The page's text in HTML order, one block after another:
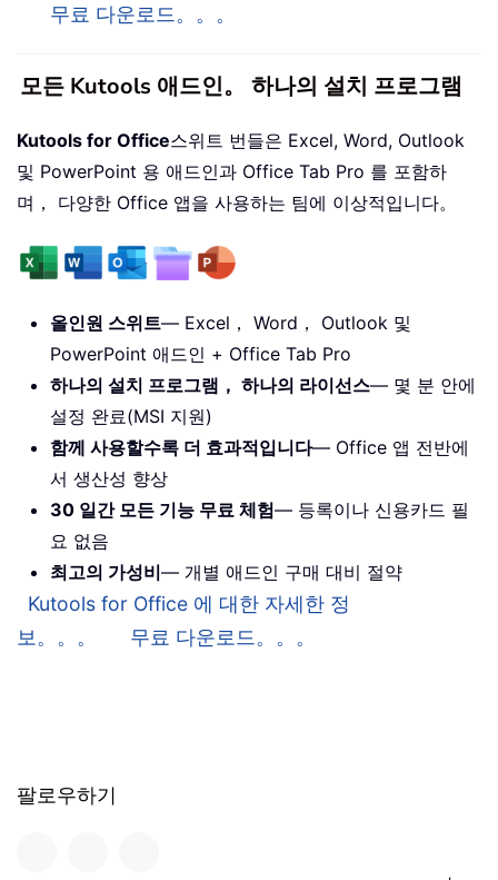
무료 다운로드。。。
모든 Kutools 애드인。 하나의 설치 프로그램
Kutools for Office스위트 번들은 Excel, Word, Outlook
및 PowerPoint 용 애드인과 Office Tab Pro 를 포함하
며， 다양한 Office 앱을 사용하는 팀에 이상적입니다。
올인원 스위트— Excel， Word， Outlook 및
PowerPoint 애드인 + Office Tab Pro
하나의 설치 프로그램， 하나의 라이선스— 몇 분 안에
설정 완료(MSI 지원)
함께 사용할수록 더 효과적입니다— Office 앱 전반에
서 생산성 향상
30 일간 모든 기능 무료 체험— 등록이나 신용카드 필
요 없음
최고의 가성비— 개별 애드인 구매 대비 절약
Kutools for Office 에 대한 자세한 정
보。。。
무료 다운로드。。。
팔로우하기